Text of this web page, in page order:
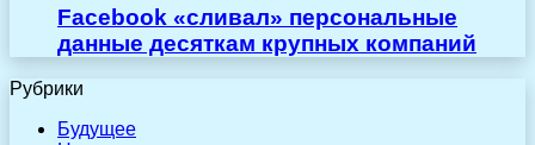
Facebook «сливал» персональные
данные десяткам крупных компаний
Рубрики
Будущее